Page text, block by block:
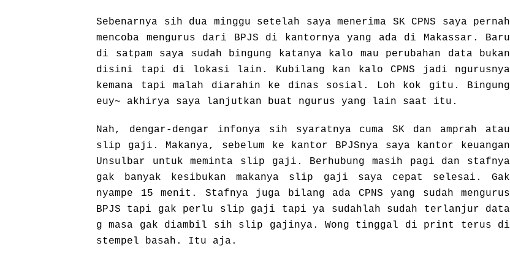
Sebenarnya sih dua minggu setelah saya menerima SK CPNS saya pernah
mencoba mengurus dari BPJS di kantornya yang ada di Makassar. Baru
di satpam saya sudah bingung katanya kalo mau perubahan data bukan
disini tapi di lokasi lain. Kubilang kan kalo CPNS jadi ngurusnya
kemana tapi malah diarahin ke dinas sosial. Loh kok gitu. Bingung
euy~ akhirya saya lanjutkan buat ngurus yang lain saat itu.
Nah, dengar-dengar infonya sih syaratnya cuma SK dan amprah atau
slip gaji. Makanya, sebelum ke kantor BPJSnya saya kantor keuangan
Unsulbar untuk meminta slip gaji. Berhubung masih pagi dan stafnya
gak banyak kesibukan makanya slip gaji saya cepat selesai. Gak
nyampe 15 menit. Stafnya juga bilang ada CPNS yang sudah mengurus
BPJS tapi gak perlu slip gaji tapi ya sudahlah sudah terlanjur data
g masa gak diambil sih slip gajinya. Wong tinggal di print terus di
stempel basah. Itu aja.